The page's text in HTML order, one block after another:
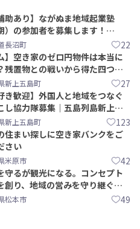
助あり】ながぬま地域起業塾
）の参加者を募集します！
】
長沼町 22
】空き家のゼロ円物件は本当に
残置物との戦いから得た四つの
上五島町
新上五島町 27
き歓迎】外国人と地域をつなぐ
し協力隊募集｜五島列島新上五
新上五島町 123
住まい探しに空き家バンクをご
さい
米原市 42
守るが観光になる。コンセプト
創り、地域の営みを守り継ぐ仲
ませんか？
松本市 49